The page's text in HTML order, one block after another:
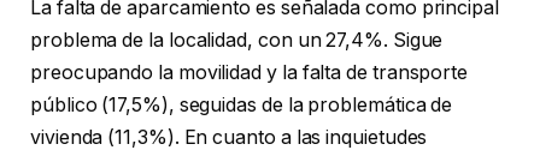
La falta de aparcamiento es señalada como principal
problema de la localidad, con un 27,4%. Sigue
preocupando la movilidad y la falta de transporte
público (17,5%), seguidas de la problemática de
vivienda (11,3%). En cuanto a las inquietudes